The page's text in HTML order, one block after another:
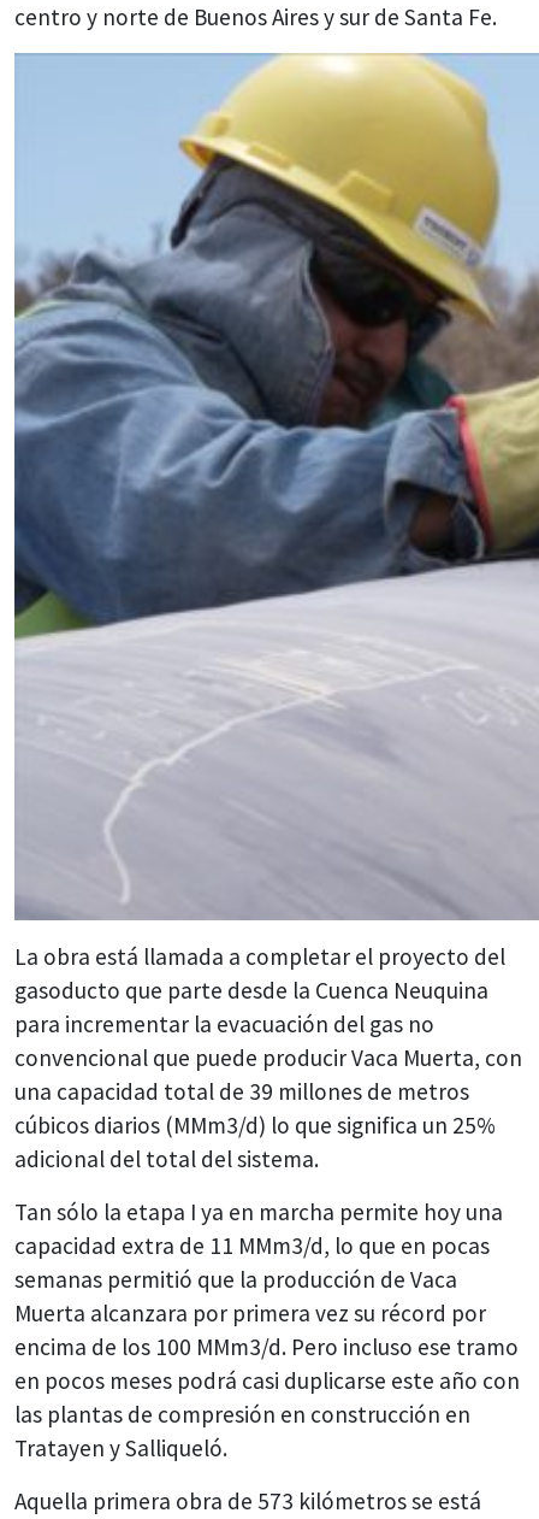
centro y norte de Buenos Aires y sur de Santa Fe.
La obra está llamada a completar el proyecto del
gasoducto que parte desde la Cuenca Neuquina
para incrementar la evacuación del gas no
convencional que puede producir Vaca Muerta, con
una capacidad total de 39 millones de metros
cúbicos diarios (MMm3/d) lo que significa un 25%
adicional del total del sistema.
Tan sólo la etapa I ya en marcha permite hoy una
capacidad extra de 11 MMm3/d, lo que en pocas
semanas permitió que la producción de Vaca
Muerta alcanzara por primera vez su récord por
encima de los 100 MMm3/d. Pero incluso ese tramo
en pocos meses podrá casi duplicarse este año con
las plantas de compresión en construcción en
Tratayen y Salliqueló.
Aquella primera obra de 573 kilómetros se está